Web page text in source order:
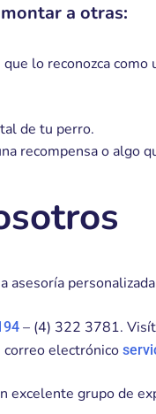
a otras:
lo reconozca
de tu perro.
recompensa o algo
– (4) 322 3781.
correo electrónico
excelente grupo de